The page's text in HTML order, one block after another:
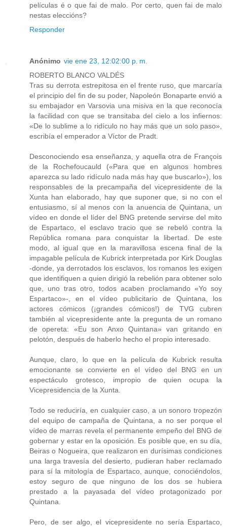
películas é o que fai de malo. Por certo, quen fai de malo
nestas eleccións?
Responder
Anónimo vie ene 23, 12:02:00 p. m.
ROBERTO BLANCO VALDÉS
Tras su derrota estrepitosa en el frente ruso, que marcaría
el principio del fin de su poder, Napoleón Bonaparte envió a
su embajador en Varsovia una misiva en la que reconocía
la facilidad con que se transitaba del cielo a los infiernos:
«De lo sublime a lo ridículo no hay más que un solo paso»,
escribía el emperador a Víctor de Pradt.
Desconociendo esa enseñanza, y aquella otra de François
de la Rochefoucauld («Para que en algunos hombres
aparezca su lado ridículo nada más hay que buscarlo»), los
responsables de la precampaña del vicepresidente de la
Xunta han elaborado, hay que suponer que, si no con el
entusiasmo, sí al menos con la anuencia de Quintana, un
vídeo en donde el líder del BNG pretende servirse del mito
de Espartaco, el esclavo tracio que se rebeló contra la
República romana para conquistar la libertad. De este
modo, al igual que en la maravillosa escena final de la
impagable película de Kubrick interpretada por Kirk Douglas
-donde, ya derrotados los esclavos, los romanos les exigen
que identifiquen a quien dirigió la rebelión para obtener solo
que, uno tras otro, todos acaben proclamando «Yo soy
Espartaco»-, en el vídeo publicitario de Quintana, los
actores cómicos (¡grandes cómicos!) de TVG cubren
también al vicepresidente ante la pregunta de un romano
de opereta: «Eu son Anxo Quintana» van gritando en
pelotón, después de haberlo hecho el propio interesado.
Aunque, claro, lo que en la película de Kubrick resulta
emocionante se convierte en el vídeo del BNG en un
espectáculo grotesco, impropio de quien ocupa la
Vicepresidencia de la Xunta.
Todo se reduciría, en cualquier caso, a un sonoro tropezón
del equipo de campaña de Quintana, a no ser porque el
vídeo de marras revela el permanente empeño del BNG de
gobernar y estar en la oposición. Es posible que, en su día,
Beiras o Nogueira, que realizaron en durísimas condiciones
una larga travesía del desierto, pudieran haber reclamado
para sí la mitología de Espartaco, aunque, conociéndolos,
estoy seguro de que ninguno de los dos se hubiera
prestado a la payasada del vídeo protagonizado por
Quintana.
Pero, de ser algo, el vicepresidente no sería Espartaco,